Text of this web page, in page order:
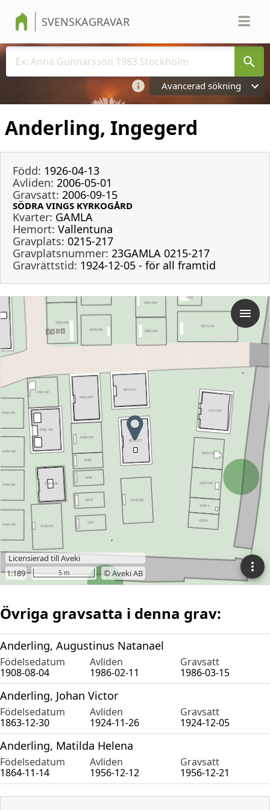
SVENSKAGRAVAR
Avancerad sökning
Anderling, Ingegerd
Född: 1926-04-13
Avliden: 2006-05-01
Gravsatt: 2006-09-15
SÖDRA VINGS KYRKOGÅRD
Kvarter: GAMLA
Hemort: Vallentuna
Gravplats: 0215-217
Gravplatsnummer: 23GAMLA 0215-217
Gravrättstid: 1924-12-05 - för all framtid
Övriga gravsatta i denna grav:
Anderling, Augustinus Natanael
Födelsedatum Avliden
Gravsatt
1908-08-04
1986-02-11 1986-03-15
Anderling, Johan Victor
Födelsedatum Avliden
Gravsatt
1863-12-30
1924-11-26 1924-12-05
Anderling, Matilda Helena
Födelsedatum Avliden
Gravsatt
1864-11-14
1956-12-12 1956-12-21